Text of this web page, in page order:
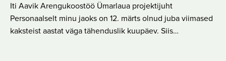
Iti Aavik Arengukoostöö Ümarlaua projektijuht
Personaalselt minu jaoks on 12. märts olnud juba viimased
kaksteist aastat väga tähenduslik kuupäev. Siis…